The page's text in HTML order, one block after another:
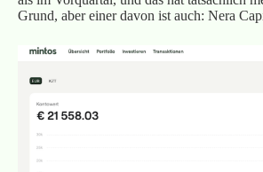
Grund, aber einer davon ist auch: Nera